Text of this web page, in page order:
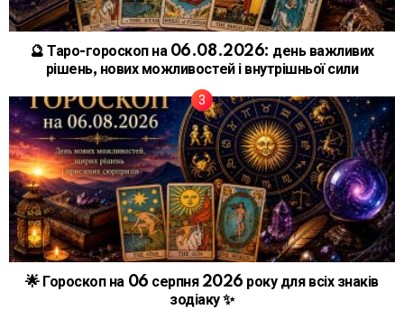
🔮 Таро-гороскоп на 06.08.2026: день важливих
рішень, нових можливостей і внутрішньої сили
🌟 Гороскоп на 06 серпня 2026 року для всіх знаків
зодіаку ✨